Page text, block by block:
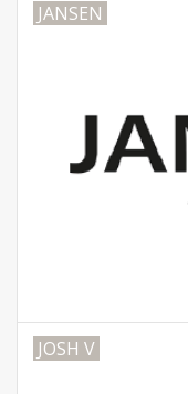
JANSEN
JOSH V